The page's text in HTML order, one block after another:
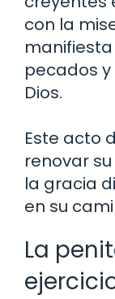
con la
pecados
Dios.
Este acto
renovar
la gracia
en su
La